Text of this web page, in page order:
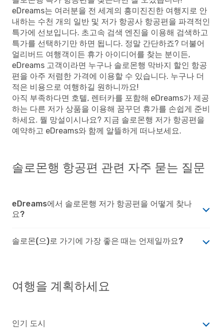
eDreams는 여러분을 전 세계의 흥미진진한 여행지로 안
내하는 수천 개의 일반 및 저가 항공사 항공편을 파격적인
특가에 선보입니다. 초고속 검색 엔진을 이용해 검색하고
특가를 선택하기만 하면 됩니다. 정말 간단하죠? 더불어
얼리버드 여행객이든 휴가 아이디어를 찾는 분이든,
eDreams 고객이라면 누구나 솔로몬행 막바지 할인 항공
편을 아주 저렴한 가격에 이용할 수 있습니다. 누구나 더
적은 비용으로 여행하길 원하니까요!
아직 부족하다면 호텔, 렌터카를 포함해 eDreams가 제공
하는 다른 저가 상품을 이용해 꿈꾸던 휴가를 손쉽게 준비
하세요. 뭘 망설이시나요? 지금 솔로몬행 저가 항공편을
예약하고 eDreams와 함께 알뜰하게 떠나보세요.
솔로몬행 항공편 관련 자주 묻는 질문
eDreams에서 솔로몬행 저가 항공편을 어떻게 찾나
요?
솔로몬(으)로 가기에 가장 좋은 때는 언제일까요?
여행을 계획하세요
인기 도시